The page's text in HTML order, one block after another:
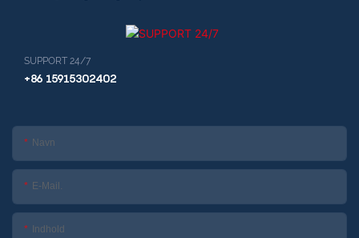
SUPPORT 24/7
+86 15915302402
Navn
E-Mail.
Indhold